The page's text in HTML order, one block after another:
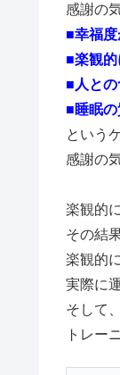
感謝の
■幸福度
■楽観的
■人との
■睡眠
という
感謝の
楽観的
その結
楽観的
実際に
そして、
トレー